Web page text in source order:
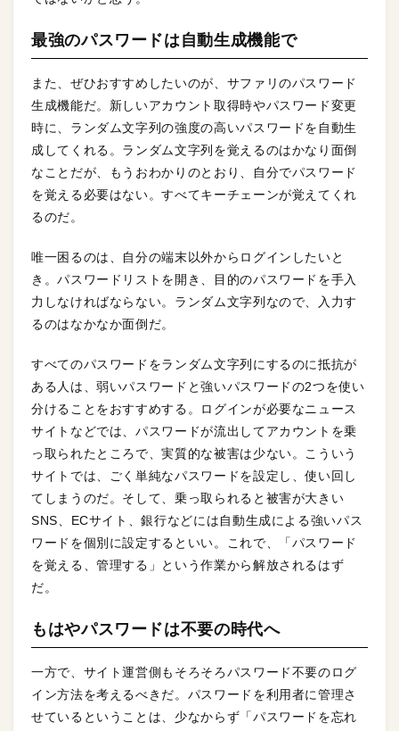
最強のパスワードは自動生成機能で
また、ぜひおすすめしたいのが、サファリのパスワード
生成機能だ。新しいアカウント取得時やパスワード変更
時に、ランダム文字列の強度の高いパスワードを自動生
成してくれる。ランダム文字列を覚えるのはかなり面倒
なことだが、もうおわかりのとおり、自分でパスワード
を覚える必要はない。すべてキーチェーンが覚えてくれ
るのだ。
唯一困るのは、自分の端末以外からログインしたいと
き。パスワードリストを開き、目的のパスワードを手入
力しなければならない。ランダム文字列なので、入力す
るのはなかなか面倒だ。
すべてのパスワードをランダム文字列にするのに抵抗が
ある人は、弱いパスワードと強いパスワードの2つを使い
分けることをおすすめする。ログインが必要なニュース
サイトなどでは、パスワードが流出してアカウントを乗
っ取られたところで、実質的な被害は少ない。こういう
サイトでは、ごく単純なパスワードを設定し、使い回し
てしまうのだ。そして、乗っ取られると被害が大きい
SNS、ECサイト、銀行などには自動生成による強いパス
ワードを個別に設定するといい。これで、「パスワード
を覚える、管理する」という作業から解放されるはず
だ。
もはやパスワードは不要の時代へ
一方で、サイト運営側もそろそろパスワード不要のログ
イン方法を考えるべきだ。パスワードを利用者に管理さ
せているということは、少なからず「パスワードを忘れ